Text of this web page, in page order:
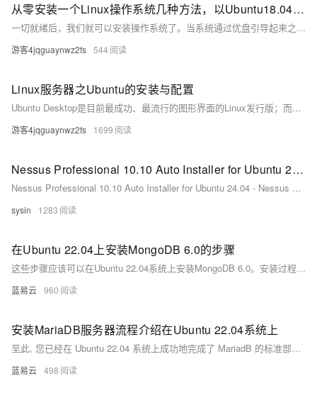
从零安装一个Linux操作系统几种方法，以Ubuntu18.04为例
一切就绪后，我们就可以安装操作系统了。当系统通过优盘引导起来之后，我们就可以看到跟虚拟机中一样的安装向导了。之后，大家按照虚拟机中的顺序安装即可。 好了，今天主要介绍了Ubuntu Server版操作系统的安装过程，关于如何使用该操作系统，及操作系统更深层的原理，还请关注本号及相关圈子。
游客4jqguaynwz2fs 544
Linux服务器之Ubuntu的安装与配置
Ubuntu Desktop是目前最成功、最流行的图形界面的Linux发行版；而Ubuntu Server也在服务器端市场占据了较大的份额。今天为大家详细介绍了Ubuntu Server的安装与配置，希望对你能有所帮助。关于VMware、VirtualBox等虚拟化软件的使用，朱哥还会在后续的文章中为大家详细介绍，敬请关注！
游客4jqguaynwz2fs 1699
Nessus Professional 10.10 Auto Installer for Ubuntu 24.04 - Nessus 自动化安装程序
Nessus Professional 10.10 Auto Installer for Ubuntu 24.04 - Nessus 自动化安装程序
sysin 1283
在Ubuntu 22.04上安装MongoDB 6.0的步骤
这些步骤应该可以在Ubuntu 22.04系统上安装MongoDB 6.0。安装过程中，如果遇到任何问题，可以查阅MongoDB的官方文档或者Ubuntu的相关帮助文档，这些资源通常提供了解决特定问题的详细指导。
蓝易云 960
安装MariaDB服务器流程介绍在Ubuntu 22.04系统上
至此, 您已经在 Ubuntu 22.04 系统上成功地完成了 MariadB 的标准部署流程，并且对其进行基础但重要地初步配置加固工作。通过以上简洁明快且实用性强大地操作流程, 您现在拥有一个待定制与使用地强大 SQL 数据库管理系统。
蓝易云 498